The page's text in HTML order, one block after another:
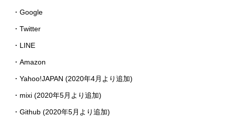
・Google
・Twitter
・LINE
・Amazon
・Yahoo!JAPAN (2020年4月より追加)
・mixi (2020年5月より追加)
・Github (2020年5月より追加)